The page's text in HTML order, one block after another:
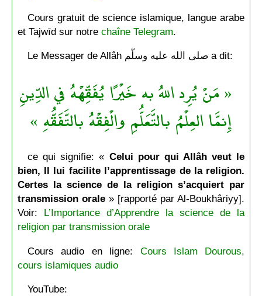
Cours gratuit de science islamique, langue arabe
et Tajwīd sur notre chaîne Telegram.
Le Messager de Allâh صلى الله عليه وسلّم a dit:
« مَنْ يُرِد اللهُ به خَيْرًا يُفَقِّهْهُ في الدِّينِ
إِنمَّا العِلْمُ بالتَّعَلُّمِ والْفِقْهُ بالتَّفَقُّهِ »
ce qui signifie: « Celui pour qui Allâh veut le
bien, Il lui facilite l’apprentissage de la religion.
Certes la science de la religion s’acquiert par
transmission orale» [rapporté par Al-Boukhâriyy].
Voir: L’Importance d’Apprendre la science de la
religion par transmission orale
Cours audio en ligne: Cours Islam Dourous,
cours islamiques audio
YouTube: